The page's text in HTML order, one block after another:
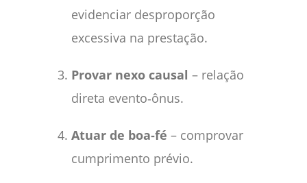
evidenciar desproporção
excessiva na prestação.
Provar nexo causal – relação
direta evento‑ônus.
Atuar de boa‑fé – comprovar
cumprimento prévio.